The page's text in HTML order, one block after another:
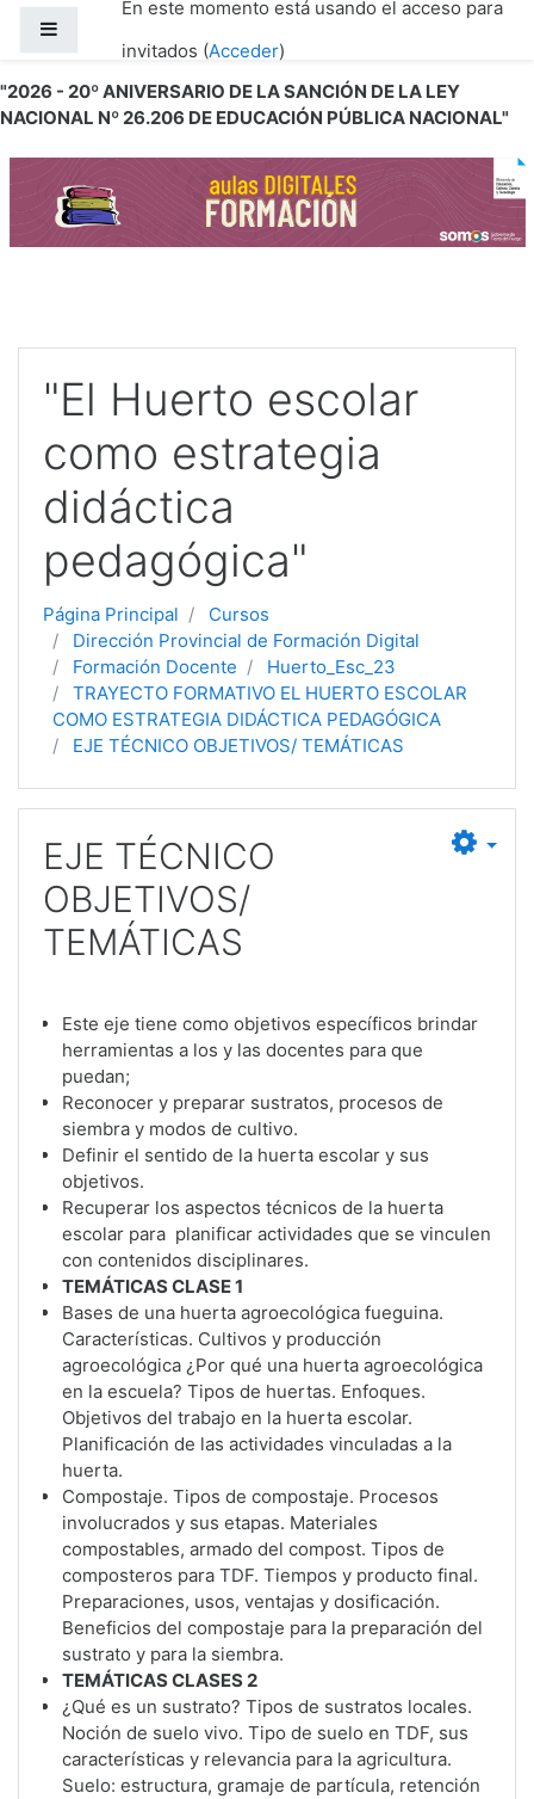
Salta al contenido principal
"2026 - 20º ANIVERSARIO DE LA SANCIÓN DE LA LEY
NACIONAL Nº 26.206 DE EDUCACIÓN PÚBLICA NACIONAL"
En este momento está usando el acceso para
invitados (Acceder)
"El Huerto escolar
como estrategia
didáctica
pedagógica"
Página Principal
Cursos
Dirección Provincial de Formación Digital
Formación Docente
Huerto_Esc_23
TRAYECTO FORMATIVO EL HUERTO ESCOLAR
COMO ESTRATEGIA DIDÁCTICA PEDAGÓGICA
EJE TÉCNICO OBJETIVOS/ TEMÁTICAS
EJE TÉCNICO
OBJETIVOS/
TEMÁTICAS
Este eje tiene como objetivos específicos brindar
herramientas a los y las docentes para que
puedan;
Reconocer y preparar sustratos, procesos de
siembra y modos de cultivo.
Definir el sentido de la huerta escolar y sus
objetivos.
Recuperar los aspectos técnicos de la huerta
escolar para planificar actividades que se vinculen
con contenidos disciplinares.
TEMÁTICAS CLASE 1
Bases de una huerta agroecológica fueguina.
Características. Cultivos y producción
agroecológica ¿Por qué una huerta agroecológica
en la escuela? Tipos de huertas. Enfoques.
Objetivos del trabajo en la huerta escolar.
Planificación de las actividades vinculadas a la
huerta.
Compostaje. Tipos de compostaje. Procesos
involucrados y sus etapas. Materiales
compostables, armado del compost. Tipos de
composteros para TDF. Tiempos y producto final.
Preparaciones, usos, ventajas y dosificación.
Beneficios del compostaje para la preparación del
sustrato y para la siembra.
TEMÁTICAS CLASES 2
¿Qué es un sustrato? Tipos de sustratos locales.
Noción de suelo vivo. Tipo de suelo en TDF, sus
características y relevancia para la agricultura.
Suelo: estructura, gramaje de partícula, retención